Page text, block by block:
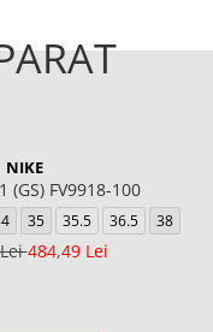
NIKE
(GS) FV9918-100
35 35.5 36.5 38
484,49 Lei